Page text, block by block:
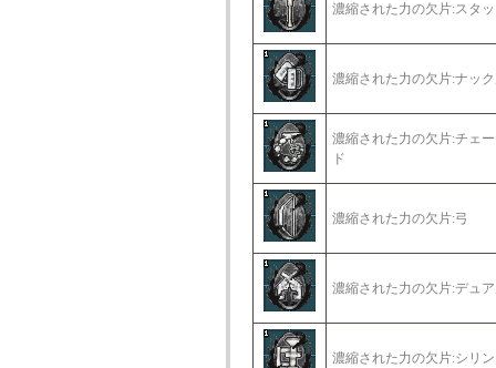
濃縮された力の欠片:スタ
濃縮された力の欠片:ナッ
濃縮された力の欠片:チェ
ド
濃縮された力の欠片:弓
濃縮された力の欠片:デュ
濃縮された力の欠片:シリ